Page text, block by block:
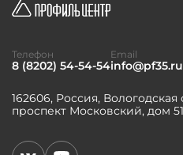
162606, Россия,
проспект Московский, дом
Телефон
8 (8202) 54-54-54
Email
info@pf35.ru